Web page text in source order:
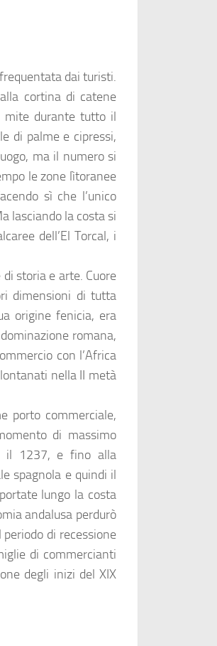
dai turisti.
cortina di catene
mite durante tutto il
di palme e cipressi,
ma il numero si
le zone lìtoranee
sì che l’unico
lasciando la costa si
dell’El Torcal, i
storia e arte. Cuore
dimensioni di tutta
origine fenicia, era
romana,
con l’Africa
nella II metà
porto commerciale,
di massimo
il 1237, e fino alla
spagnola e quindi il
lungo la costa
andalusa perdurò
di recessione
di commercianti
degli inizi del XIX